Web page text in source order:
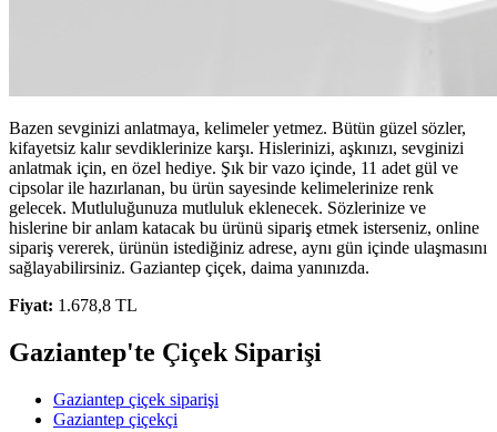
Bazen sevginizi anlatmaya, kelimeler yetmez. Bütün güzel sözler,
kifayetsiz kalır sevdiklerinize karşı. Hislerinizi, aşkınızı, sevginizi
anlatmak için, en özel hediye. Şık bir vazo içinde, 11 adet gül ve
cipsolar ile hazırlanan, bu ürün sayesinde kelimelerinize renk
gelecek. Mutluluğunuza mutluluk eklenecek. Sözlerinize ve
hislerine bir anlam katacak bu ürünü sipariş etmek isterseniz, online
sipariş vererek, ürünün istediğiniz adrese, aynı gün içinde ulaşmasını
sağlayabilirsiniz. Gaziantep çiçek, daima yanınızda.
Fiyat: 1.678,8 TL
Gaziantep'te Çiçek Siparişi
Gaziantep çiçek siparişi
Gaziantep çiçekçi